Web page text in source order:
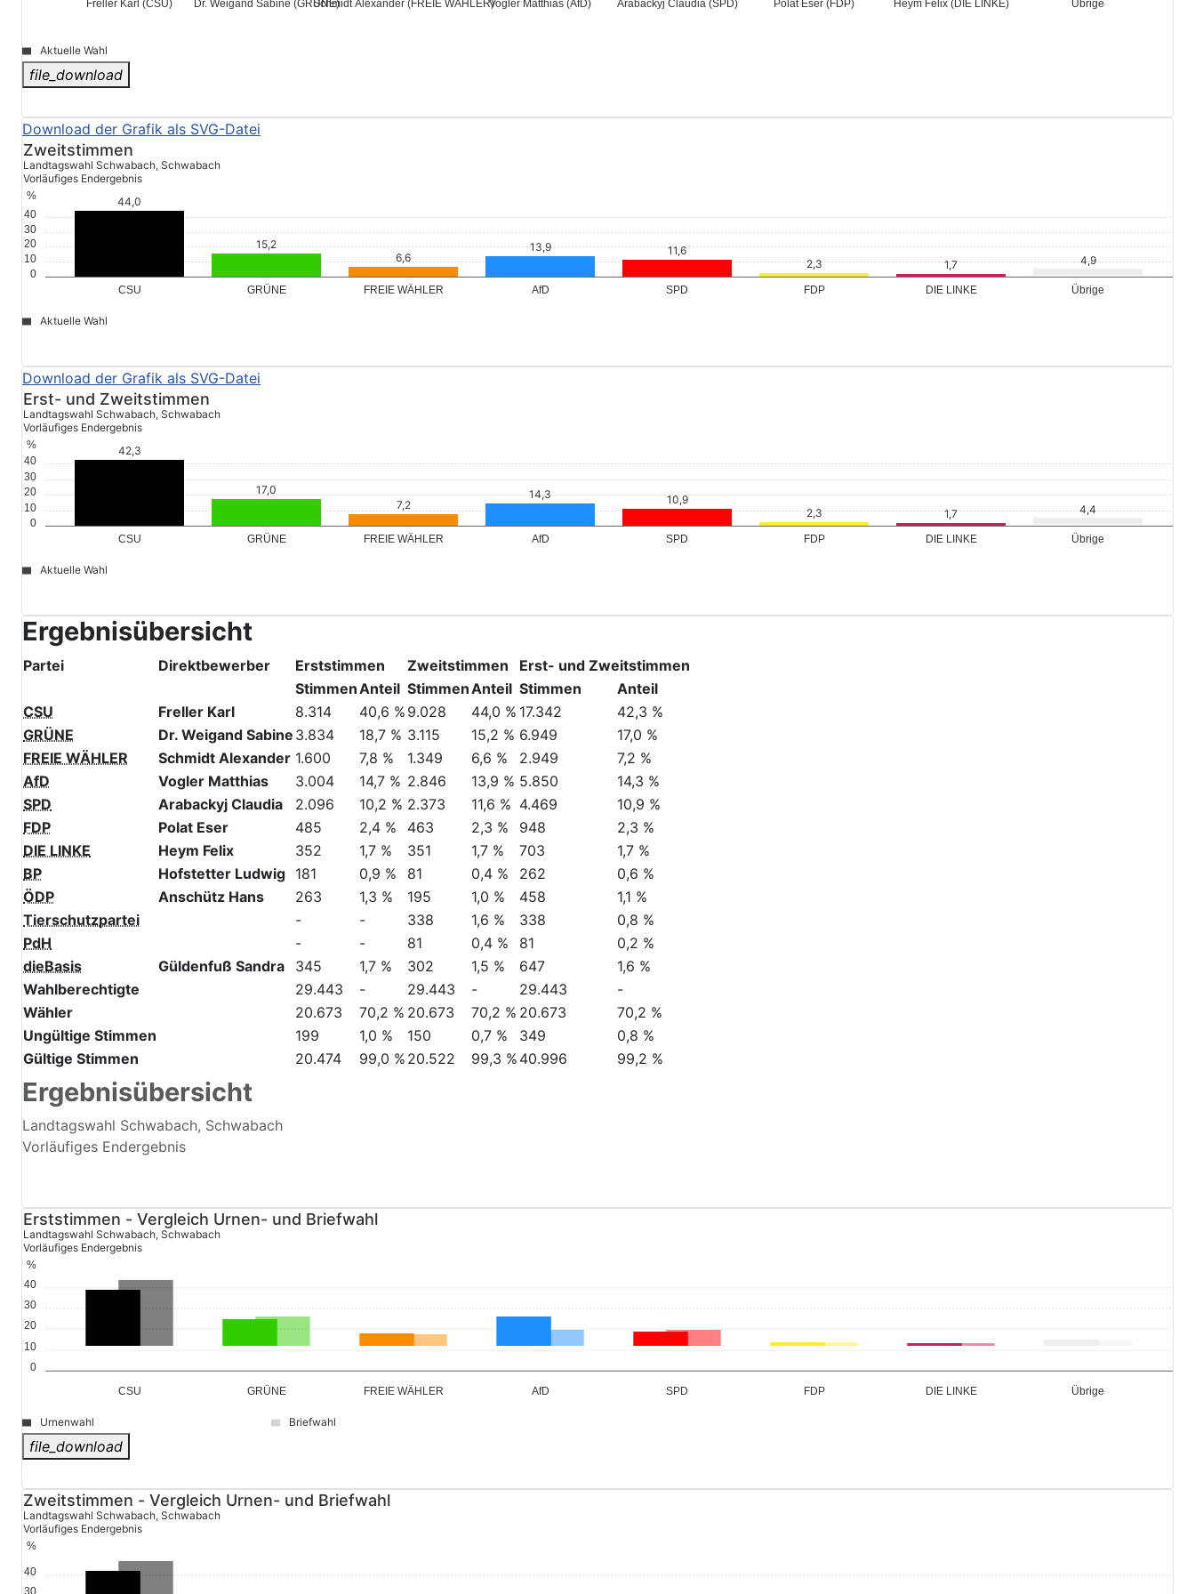
Freller Karl (CSU) Dr. Weigand Sabine Schmidt Alexander Vogler Matthias (AfD)
Arabackyj Claudia
Polat Eser (FDP)
Heym Felix (DIE
Übrige
© Stadt Schwabach
Aktuelle Wahl
file_download
10
20
30
40
%
Zweitstimmen
Landtagswahl Schwabach, Schwabach
Vorläufiges Endergebnis
0
20
30
40
%
© Stadt Schwabach
Erst- und Zweitstimmen
Landtagswahl Schwabach, Schwabach
Vorläufiges Endergebnis
Aktuelle Wahl
file_download
Ergebnisübersicht
Vorläufiges Endergebnis
Partei Direktbewerber Erststimmen Zweitstimmen
Erst- und Zweitstimmen
Stimmen Anteil Stimmen Anteil Stimmen
Anteil
CSU
Freller Karl 8.314 40,6 % 9.028 44,0 % 17.342
42,3 %
GRÜNE
Dr. Weigand Sabine 3.834 18,7 % 3.115 15,2 % 6.949
17,0 %
FREIE WÄHLER
Schmidt Alexander 1.600 7,8 % 1.349 6,6 % 2.949
7,2 %
AfD
Vogler Matthias 3.004 14,7 % 2.846 13,9 % 5.850
14,3 %
SPD
Arabackyj Claudia 2.096 10,2 % 2.373 11,6 % 4.469
10,9 %
FDP
Polat Eser 485 2,4 % 463 2,3 % 948
2,3 %
DIE LINKE
351 1,7 % 703
1,7 %
BP
81 0,4 % 262
0,6 %
ÖDP
Anschütz Hans 263 1,3 % 195 1,0 % 458
1,1 %
Tierschutzpartei
- 338 338
PdH
- - 81 0,4 % 81
0,2 %
dieBasis
345 1,7 % 302 1,5 % 647
1,6 %
Wahlberechtigte
29.443 - 29.443 - 29.443
-
Ungültige Stimmen
Gültige Stimmen
0
10
30
40
%
CSU
37,1
17,6
19,6
© Stadt Schwabach
Erststimmen - Vergleich Urnen- und Briefwahl
Landtagswahl Schwabach, Schwabach
Vorläufiges Endergebnis
Urnenwahl Briefwahl
file_download
Zweitstimmen - Vergleich Urnen- und Briefwahl
Landtagswahl Schwabach, Schwabach